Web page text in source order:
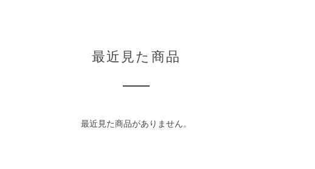
最近見た商品
最近見た商品がありません。